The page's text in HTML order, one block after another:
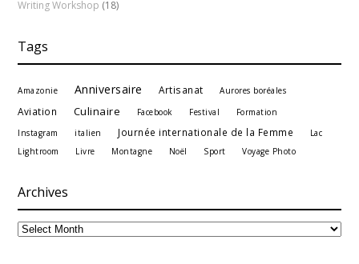
Writing Workshop (18)
Tags
Amazonie Anniversaire Artisanat Aurores boréales
Aviation Culinaire Facebook Festival
Formation
Instagram
italien Journée internationale de la Femme
Lac
Lightroom
Livre Montagne Noël Sport Voyage Photo
Archives
Archives